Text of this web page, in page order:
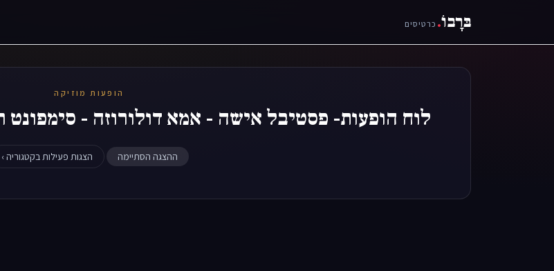
בּרָבוֹ. כרטיסים
הופעות מוזיקה
לוח הופעות- פסטיבל אישה - אמא דולורוזה -
ההצגה הסתיימה הצגות פעילות בקטגוריה ›